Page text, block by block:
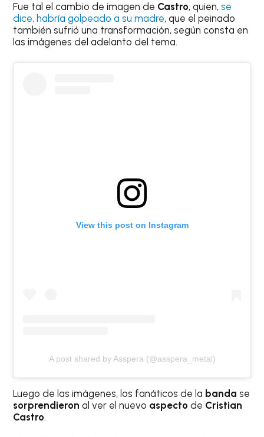
Fue tal el cambio de imagen de Castro, quien,se
dice, habría golpeado a su madre, que el peinado
también sufrió una transformación, según consta en
las imágenes del adelanto del tema.
View this post on Instagram
A post shared by Asspera (@asspera_metal)
Luego de las imágenes, los fanáticos de la bandase
sorprendieronal ver el nuevo aspectode Cristian
Castro.